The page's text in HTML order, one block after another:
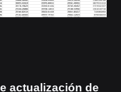
actualización de